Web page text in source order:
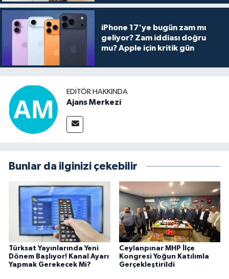
iPhone 17'ye bugün zam mı
geliyor? Zam iddiası doğru
mu? Apple için kritik gün
EDITÖR HAKKINDA
Ajans Merkezi
Bunlar da ilginizi çekebilir
Türksat Yayınlarında Yeni
Dönem Başlıyor! Kanal Ayarı
Yapmak Gerekecek Mi?
Ceylanpınar MHP İlçe
Kongresi Yoğun Katılımla
Gerçekleştirildi